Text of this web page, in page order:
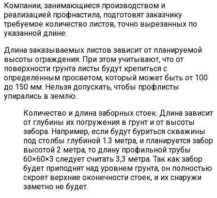
Компании, занимающиеся производством и
реализацией профнастила, подготовят заказчику
требуемое количество листов, точно вырезанных по
указанной длине.
Длина заказываемых листов зависит от планируемой
высоты ограждения. При этом учитывают, что от
поверхности грунта листы будут крепиться с
определённым просветом, который может быть от 100
до 150 мм. Нельзя допускать, чтобы профлисты
упирались в землю.
Количество и длина заборных стоек. Длина зависит
от глубины их погружения в грунт и от высоты
забора. Например, если будут буриться скважины
под столбы глубиной 1.3 метра, и планируется забор
высотой 2 метра, то длину профильной трубы
60×60×3 следует считать 3,3 метра. Так как забор
будет приподнят над уровнем грунта, он полностью
скроет верхние оконечности стоек, и их снаружи
заметно не будет.